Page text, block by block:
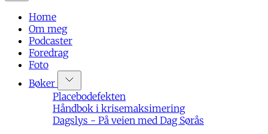
Home
Om meg
Podcaster
Foredrag
Foto
Bøker
Placebodefekten
Håndbok i krisemaksimering
Dagslys - På veien med Dag Sørås